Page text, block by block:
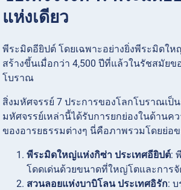
แห่งเดียว
พีระมิดอียิปต์ โดยเฉพาะอย่างยิ่งพีระมิดใ
สร้างขึ้นเมื่อกว่า 4,500 ปีที่แล้วในรัชสมัย
โบราณ
สิ่งมหัศจรรย์ 7 ประการของโลกโบราณเ
มหัศจรรย์เหล่านี้ได้รับการยกย่องในด้าน
ของอารยธรรมต่างๆ นี่คือภาพรวมโดยย่อ
พีระมิดใหญ่แห่งกิซ่า ประเทศอียิปต์:
โดดเด่นด้วยขนาดที่ใหญ่โตและการ
สวนลอยแห่งบาบิโลน ประเทศอิรัก: